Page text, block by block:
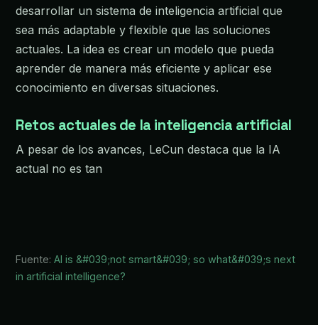
desarrollar un sistema de inteligencia artificial que
sea más adaptable y flexible que las soluciones
actuales. La idea es crear un modelo que pueda
aprender de manera más eficiente y aplicar ese
conocimiento en diversas situaciones.
Retos actuales de la inteligencia artificial
A pesar de los avances, LeCun destaca que la IA
actual no es tan
Fuente: AI is &#039;not smart&#039; so what&#039;s next
in artificial intelligence?